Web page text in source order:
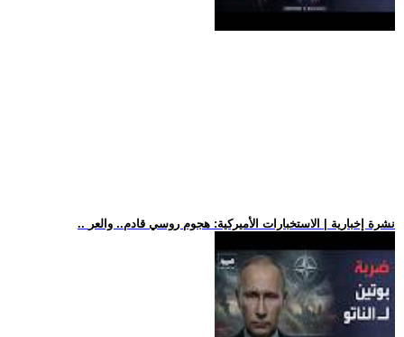
.. نشرة إخبارية | الاستخبارات الأميركية: هجوم روسي قادم.. والعر